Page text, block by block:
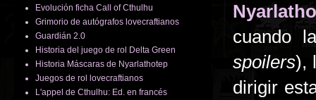
cuando
spoilers),
dirigir
Evolución ficha Call of Cthulhu
Grimorio de autógrafos lovecraftianos
Guardián 2.0
Historia del juego de rol Delta Green
Historia Máscaras de Nyarlathotep
Juegos de rol lovecraftianos
L'appel de Cthulhu: Ed. en francés